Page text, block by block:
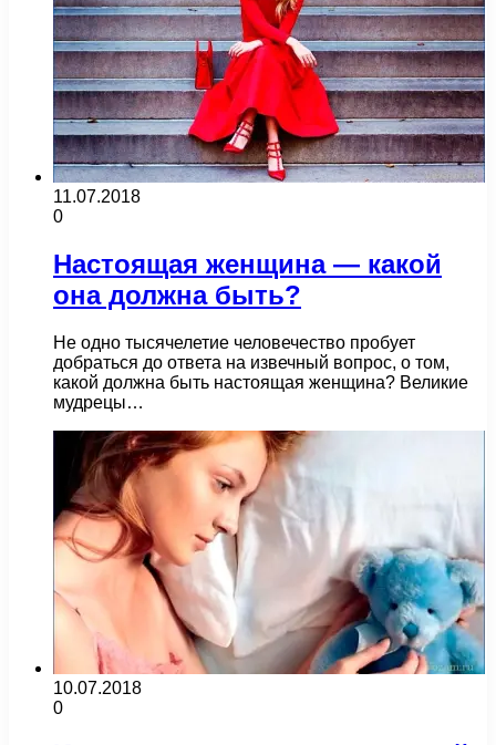
11.07.2018
0
Настоящая женщина — какой
она должна быть?
Не одно тысячелетие человечество пробует
добраться до ответа на извечный вопрос, о том,
какой должна быть настоящая женщина? Великие
мудрецы…
10.07.2018
0